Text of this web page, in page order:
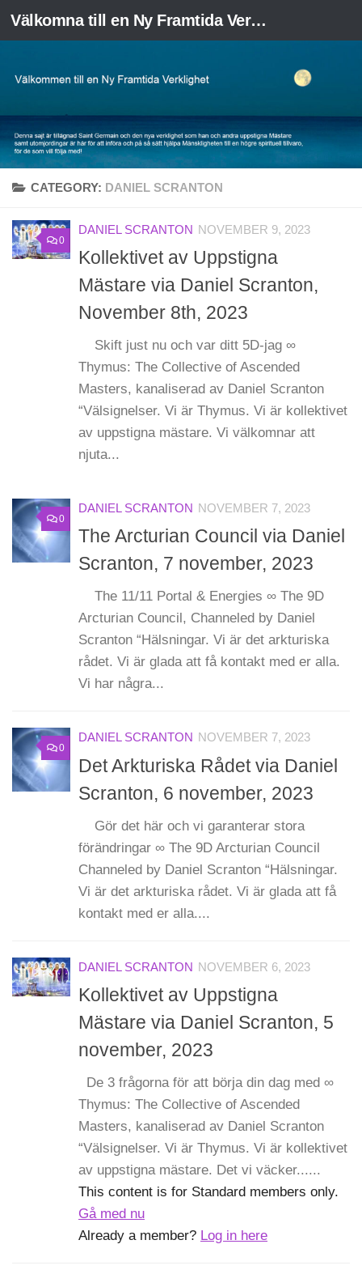
Skip to content Välkomna till en Ny Framtida Verklighet
CATEGORY: DANIEL SCRANTON
0
DANIEL SCRANTON NOVEMBER 9, 2023
Kollektivet av Uppstigna
Mästare via Daniel Scranton,
November 8th, 2023
Skift just nu och var ditt 5D-jag ∞
Thymus: The Collective of Ascended
Masters, kanaliserad av Daniel Scranton
“Välsignelser. Vi är Thymus. Vi är kollektivet
av uppstigna mästare. Vi välkomnar att
njuta...
0
DANIEL SCRANTON NOVEMBER 7, 2023
The Arcturian Council via Daniel
Scranton, 7 november, 2023
The 11/11 Portal & Energies ∞ The 9D
Arcturian Council, Channeled by Daniel
Scranton “Hälsningar. Vi är det arkturiska
rådet. Vi är glada att få kontakt med er alla.
Vi har några...
0
DANIEL SCRANTON NOVEMBER 7, 2023
Det Arkturiska Rådet via Daniel
Scranton, 6 november, 2023
Gör det här och vi garanterar stora
förändringar ∞ The 9D Arcturian Council
Channeled by Daniel Scranton “Hälsningar.
Vi är det arkturiska rådet. Vi är glada att få
kontakt med er alla....
DANIEL SCRANTON NOVEMBER 6, 2023
Kollektivet av Uppstigna
Mästare via Daniel Scranton, 5
november, 2023
De 3 frågorna för att börja din dag med ∞
Thymus: The Collective of Ascended
Masters, kanaliserad av Daniel Scranton
“Välsignelser. Vi är Thymus. Vi är kollektivet
av uppstigna mästare. Det vi väcker......
This content is for Standard members only.
Gå med nu
Already a member? Log in here